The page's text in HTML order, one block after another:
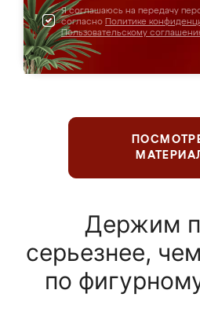
Я соглашаюсь на передачу
согласно Политике
Пользовательскому
Держим
серьезнее,
по